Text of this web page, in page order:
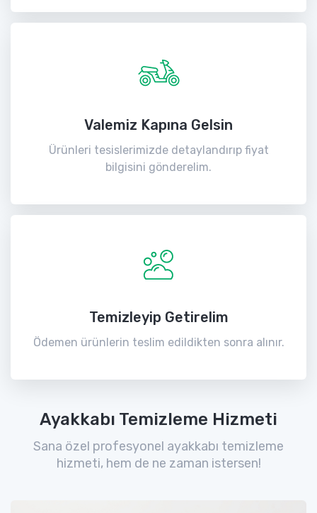
Valemiz Kapına Gelsin
Ürünleri tesislerimizde detaylandırıp fiyat
bilgisini gönderelim.
Temizleyip Getirelim
Ödemen ürünlerin teslim edildikten sonra alınır.
Ayakkabı Temizleme Hizmeti
Sana özel profesyonel ayakkabı temizleme
hizmeti, hem de ne zaman istersen!